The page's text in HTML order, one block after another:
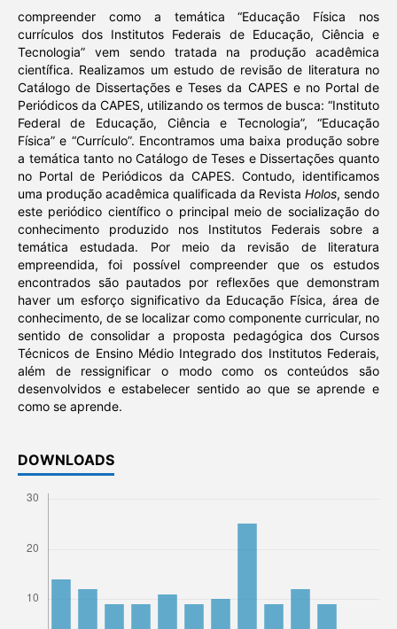
compreender como a temática “Educação Física nos
currículos dos Institutos Federais de Educação, Ciência e
Tecnologia” vem sendo tratada na produção acadêmica
científica. Realizamos um estudo de revisão de literatura no
Catálogo de Dissertações e Teses da CAPES e no Portal de
Periódicos da CAPES, utilizando os termos de busca: “Instituto
Federal de Educação, Ciência e Tecnologia”, “Educação
Física” e “Currículo”. Encontramos uma baixa produção sobre
a temática tanto no Catálogo de Teses e Dissertações quanto
no Portal de Periódicos da CAPES. Contudo, identificamos
uma produção acadêmica qualificada da RevistaHolos, sendo
este periódico científico o principal meio de socialização do
conhecimento produzido nos Institutos Federais sobre a
temática estudada. Por meio da revisão de literatura
empreendida, foi possível compreender que os estudos
encontrados são pautados por reflexões que demonstram
haver um esforço significativo da Educação Física, área de
conhecimento, de se localizar como componente curricular, no
sentido de consolidar a proposta pedagógica dos Cursos
Técnicos de Ensino Médio Integrado dos Institutos Federais,
além de ressignificar o modo como os conteúdos são
desenvolvidos e estabelecer sentido ao que se aprende e
como se aprende.
DOWNLOADS